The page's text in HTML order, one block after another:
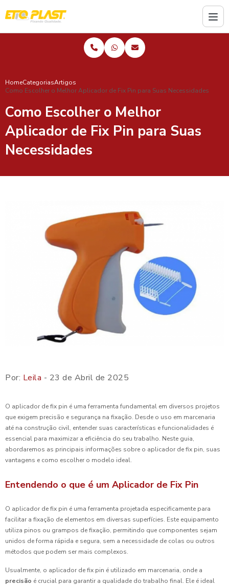
HomeCategoriasArtigos
Como Escolher o Melhor Aplicador de Fix Pin para Suas Necessidades
Como Escolher o Melhor
Aplicador de Fix Pin para Suas
Necessidades
Por: Leila - 23 de Abril de 2025
O aplicador de fix pin é uma ferramenta fundamental em diversos projetos
que exigem precisão e segurança na fixação. Desde o uso em marcenaria
até na construção civil, entender suas características e funcionalidades é
essencial para maximizar a eficiência do seu trabalho. Neste guia,
abordaremos as principais informações sobre o aplicador de fix pin, suas
vantagens e como escolher o modelo ideal.
Entendendo o que é um Aplicador de Fix Pin
O aplicador de fix pin é uma ferramenta projetada especificamente para
facilitar a fixação de elementos em diversas superfícies. Este equipamento
utiliza pinos ou grampos de fixação, permitindo que componentes sejam
unidos de forma rápida e segura, sem a necessidade de colas ou outros
métodos que podem ser mais complexos.
Usualmente, o aplicador de fix pin é utilizado em marcenaria, onde a
precisão é crucial para garantir a qualidade do trabalho final. Ele é ideal